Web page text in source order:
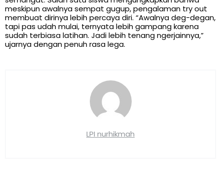
meskipun awalnya sempat gugup, pengalaman try out
membuat dirinya lebih percaya diri. “Awalnya deg-degan,
tapi pas udah mulai, ternyata lebih gampang karena
sudah terbiasa latihan. Jadi lebih tenang ngerjainnya,”
ujarnya dengan penuh rasa lega.
LPI nurhikmah